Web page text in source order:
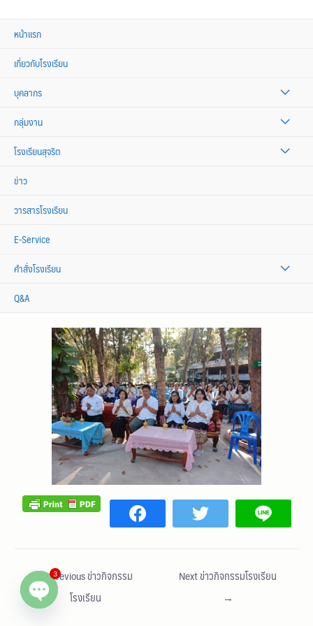
หน้าแรก
เกี่ยวกับโรงเรียน
บุคลากร
กลุ่มงาน
โรงเรียนสุจริต
ข่าว
วารสารโรงเรียน
E-Service
คำสั่งโรงเรียน
Q&A
←Previous ข่าวกิจกรรม
โรงเรียน
Next ข่าวกิจกรรมโรงเรียน
→
3